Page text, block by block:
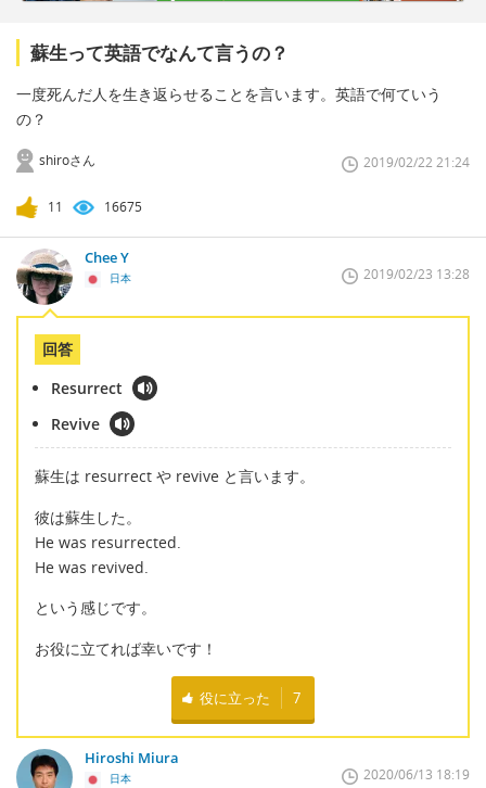
蘇生って英語でなんて言うの？
一度死んだ人を生き返らせることを言います。英語で何ていう
の？
shiroさん 2019/02/22 21:24
11 16675
Chee Y
日本 2019/02/23 13:28
回答
Resurrect
Revive
蘇生は resurrect や revive と言います。
彼は蘇生した。
He was resurrected.
He was revived.
という感じです。
お役に立てれば幸いです！
役に立った 7
Hiroshi Miura
日本 2020/06/13 18:19